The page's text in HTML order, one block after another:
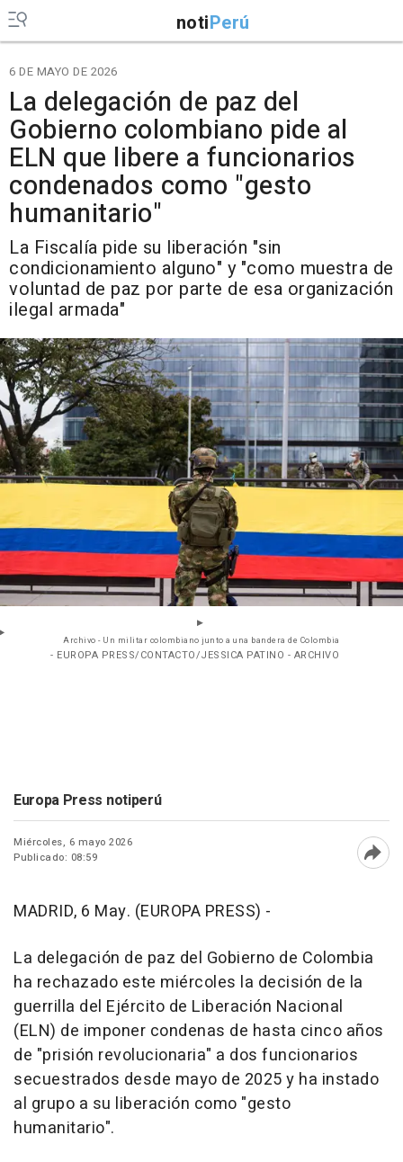
notiPerú
6 DE MAYO DE 2026
La delegación de paz del
Gobierno colombiano pide al
ELN que libere a funcionarios
condenados como "gesto
humanitario"
La Fiscalía pide su liberación "sin
condicionamiento alguno" y "como muestra de
voluntad de paz por parte de esa organización
ilegal armada"
Archivo - Un militar colombiano junto a una bandera de Colombia
- EUROPA PRESS/CONTACTO/JESSICA PATINO - ARCHIVO
Europa Press notiperú
Miércoles, 6 mayo 2026
Publicado: 08:59
MADRID, 6 May. (EUROPA PRESS) -
La delegación de paz del Gobierno de Colombia
ha rechazado este miércoles la decisión de la
guerrilla del Ejército de Liberación Nacional
(ELN) de imponer condenas de hasta cinco años
de "prisión revolucionaria" a dos funcionarios
secuestrados desde mayo de 2025 y ha instado
al grupo a su liberación como "gesto
humanitario".